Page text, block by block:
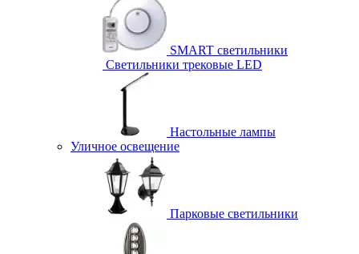
SMART светильники
Светильники трековые LED
Настольные лампы
Уличное освещение
Парковые светильники